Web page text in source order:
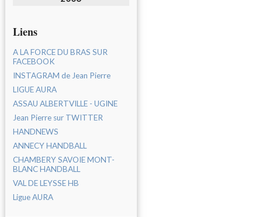
Liens
A LA FORCE DU BRAS SUR
FACEBOOK
INSTAGRAM de Jean Pierre
LIGUE AURA
ASSAU ALBERTVILLE - UGINE
Jean Pierre sur TWITTER
HANDNEWS
ANNECY HANDBALL
CHAMBERY SAVOIE MONT-
BLANC HANDBALL
VAL DE LEYSSE HB
Ligue AURA